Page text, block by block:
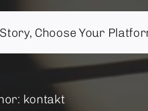
Choose Your
kontakt